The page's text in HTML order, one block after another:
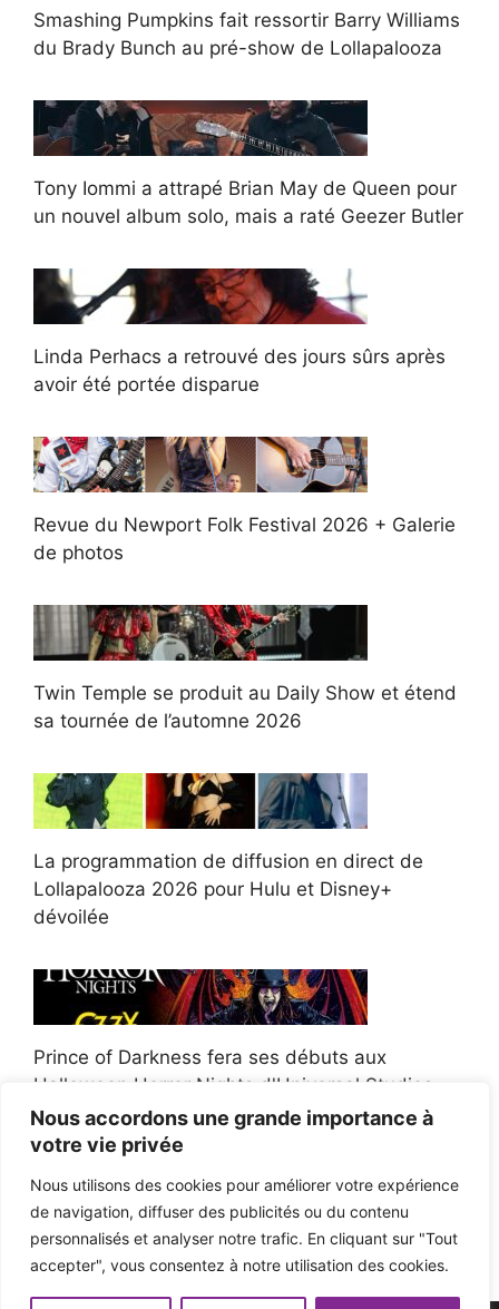
Nous accordons une grande importance à
votre vie privée
Nous utilisons des cookies pour améliorer votre expérience
de navigation, diffuser des publicités ou du contenu
personnalisés et analyser notre trafic. En cliquant sur "Tout
accepter", vous consentez à notre utilisation des cookies.
Smashing Pumpkins fait ressortir Barry Williams
du Brady Bunch au pré-show de Lollapalooza
Tony Iommi a attrapé Brian May de Queen pour
un nouvel album solo, mais a raté Geezer Butler
Linda Perhacs a retrouvé des jours sûrs après
avoir été portée disparue
Revue du Newport Folk Festival 2026 + Galerie
de photos
Twin Temple se produit au Daily Show et étend
sa tournée de l’automne 2026
La programmation de diffusion en direct de
Lollapalooza 2026 pour Hulu et Disney+
dévoilée
Prince of Darkness fera ses débuts aux
Halloween Horror Nights d'Universal Studios
Afroman poursuit un policier de l'Ohio après la
victoire du jury en diffamation